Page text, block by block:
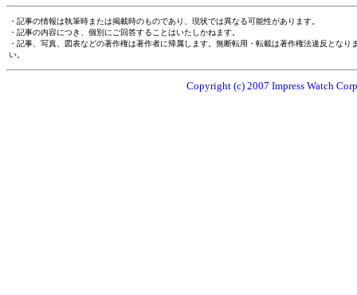
・記事の情報は執筆時または掲載時のものであり、現状では異なる可能性があります。
・記事の内容につき、個別にご回答することはいたしかねます。
・記事、写真、図表などの著作権は著作者に帰属します。無断転用・転載は著作権法違反とな
い。
Copyright (c) 2007 Impress Watch